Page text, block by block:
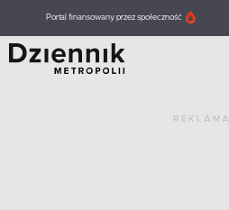
Portal finansowany przez społeczność
REKLAMA